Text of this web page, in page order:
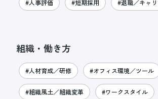
#人事評価 #短期採用 #退職／キャ
組織・働き方
#人材育成／研修 #オフィス環境／ツール
#組織風土／組織変革 #ワークスタイル